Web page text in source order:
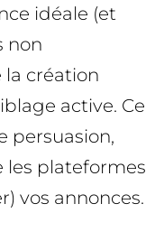
idéale (et
non
la création
active. Ce
persuasion,
les plateformes
vos annonces.